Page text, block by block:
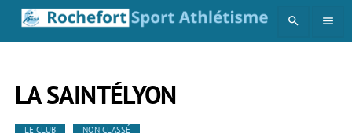
search menu
LA SAINTÉLYON
LE CLUB NON CLASSÉ